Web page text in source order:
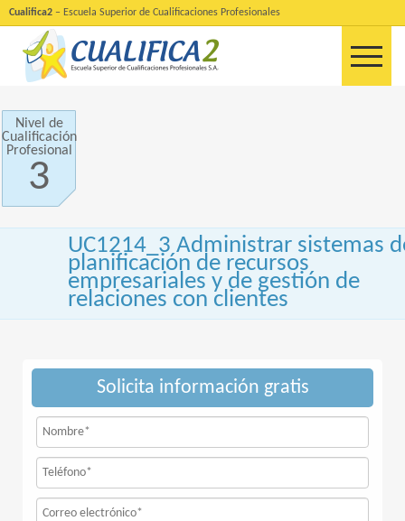
Cualifica2 – Escuela Superior de Cualificaciones Profesionales
Nivel de
Cualificación
Profesional
3
UC1214_3 Administrar sistemas
planificación de recursos
empresariales y de gestión de
relaciones con clientes
Solicita información gratis